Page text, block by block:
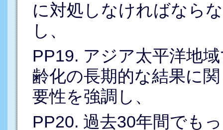
に対処しなければなら
し、
PP19. アジア太平洋地
齢化の長期的な結果に
要性を強調し、
PP20. 過去30年間でも